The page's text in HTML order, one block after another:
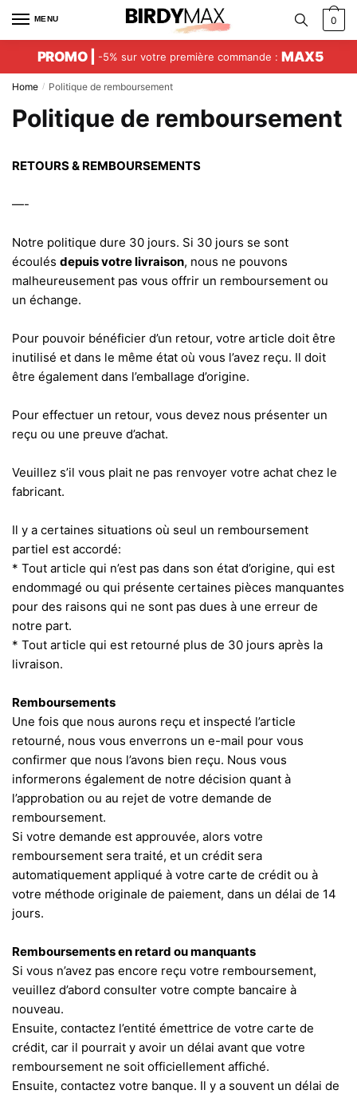
MENU 0
PROMO | -5% sur votre première commande : MAX5
Home / Politique de remboursement
Politique de remboursement
RETOURS & REMBOURSEMENTS
—-
Notre politique dure 30 jours. Si 30 jours se sont
écoulés depuis votre livraison, nous ne pouvons
malheureusement pas vous offrir un remboursement ou
un échange.
Pour pouvoir bénéficier d’un retour, votre article doit être
inutilisé et dans le même état où vous l’avez reçu. Il doit
être également dans l’emballage d’origine.
Pour effectuer un retour, vous devez nous présenter un
reçu ou une preuve d’achat.
Veuillez s’il vous plait ne pas renvoyer votre achat chez le
fabricant.
Il y a certaines situations où seul un remboursement
partiel est accordé:
* Tout article qui n’est pas dans son état d’origine, qui est
endommagé ou qui présente certaines pièces manquantes
pour des raisons qui ne sont pas dues à une erreur de
notre part.
* Tout article qui est retourné plus de 30 jours après la
livraison.
Remboursements
Une fois que nous aurons reçu et inspecté l’article
retourné, nous vous enverrons un e-mail pour vous
confirmer que nous l’avons bien reçu. Nous vous
informerons également de notre décision quant à
l’approbation ou au rejet de votre demande de
remboursement.
Si votre demande est approuvée, alors votre
remboursement sera traité, et un crédit sera
automatiquement appliqué à votre carte de crédit ou à
votre méthode originale de paiement, dans un délai de 14
jours.
Remboursements en retard ou manquants
Si vous n’avez pas encore reçu votre remboursement,
veuillez d’abord consulter votre compte bancaire à
nouveau.
Ensuite, contactez l’entité émettrice de votre carte de
crédit, car il pourrait y avoir un délai avant que votre
remboursement ne soit officiellement affiché.
Ensuite, contactez votre banque. Il y a souvent un délai de